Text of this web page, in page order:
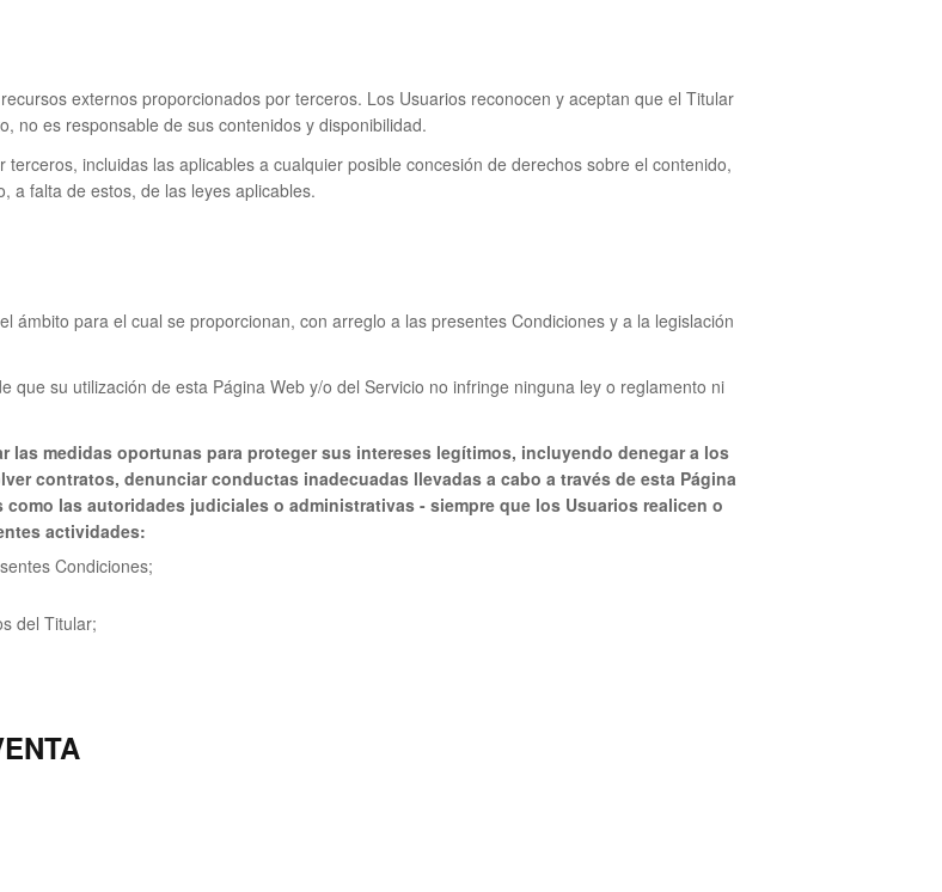
externos proporcionados por terceros. Los Usuarios reconocen y aceptan que el Titular
no es responsable de sus contenidos y disponibilidad.
incluidas las aplicables a cualquier posible concesión de derechos sobre el contenido,
a falta de estos, de las leyes aplicables.
ámbito para el cual se proporcionan, con arreglo a las presentes Condiciones y a la legislación
que su utilización de esta Página Web y/o del Servicio no infringe ninguna ley o reglamento ni
las medidas oportunas para proteger sus intereses legítimos, incluyendo denegar a los
contratos, denunciar conductas inadecuadas llevadas a cabo a través de esta Página
las autoridades judiciales o administrativas - siempre que los Usuarios realicen o
actividades:
Condiciones;
del Titular;